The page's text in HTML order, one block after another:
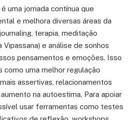
uma jornada contínua que
e melhora diversas áreas da
terapia, meditação
e análise de sonhos
pensamentos e emoções. Isso
como uma melhor regulação
assertivas, relacionamentos
na autoestima. Para apoiar
usar ferramentas como testes